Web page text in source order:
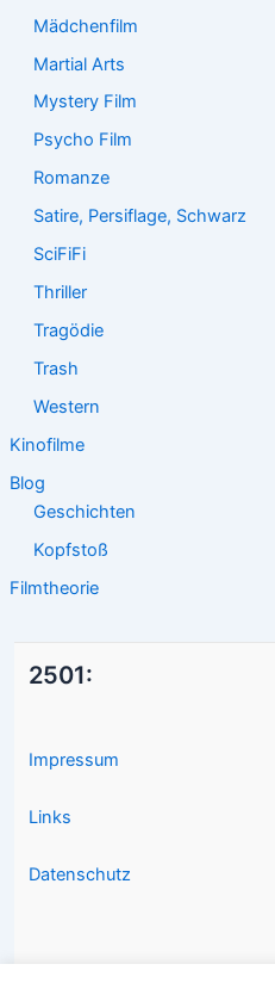
Mädchenfilm
Martial Arts
Mystery Film
Psycho Film
Romanze
Satire, Persiflage, Schwarz
SciFiFi
Thriller
Tragödie
Trash
Western
Kinofilme
Blog
Geschichten
Kopfstoß
Filmtheorie
2501:
Impressum
Links
Datenschutz